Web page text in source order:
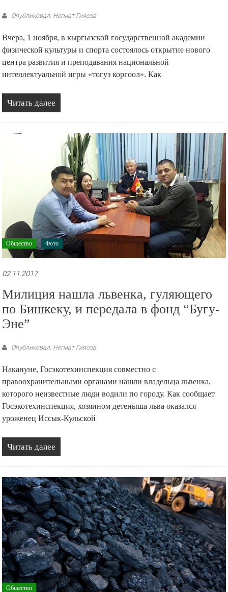
Опубликовал: Негмат Гиясов
Вчера, 1 ноября, в кыргызской государственной академии
физической культуры и спорта состоялось открытие нового
центра развития и преподавания национальной
интеллектуальной игры «тогуз коргоол». Как
Читать далее
Общество Фото
02.11.2017
Милиция нашла львенка, гуляющего
по Бишкеку, и передала в фонд “Бугу-
Эне”
Опубликовал: Негмат Гиясов
Накануне, Госэкотехинспекция совместно с
правоохранительными органами нашли владельца львенка,
которого неизвестные люди водили по городу. Как сообщает
Госэкотехинспекция, хозяином детеныша льва оказался
уроженец Иссык-Кульской
Читать далее
Общество